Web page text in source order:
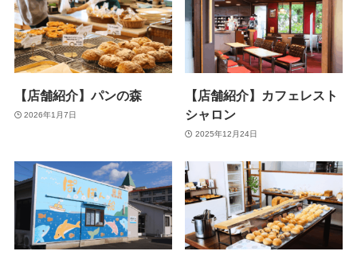
【店舗紹介】パンの森
2026年1月7日
【店舗紹介】カフェレスト
シャロン
2025年12月24日